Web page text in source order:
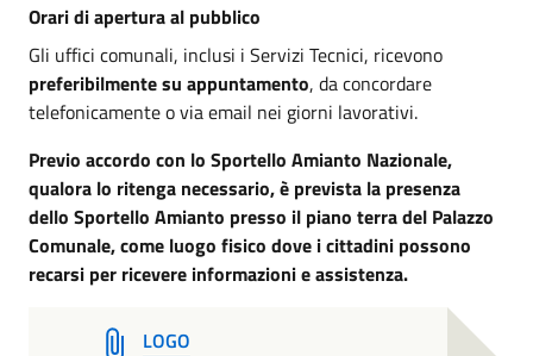
Orari di apertura al pubblico
Gli uffici comunali, inclusi i Servizi Tecnici, ricevono
preferibilmente su appuntamento, da concordare
telefonicamente o via email nei giorni lavorativi.
Previo accordo con lo Sportello Amianto Nazionale,
qualora lo ritenga necessario, è prevista la presenza
dello Sportello Amianto presso il piano terra del Palazzo
Comunale, come luogo fisico dove i cittadini possono
recarsi per ricevere informazioni e assistenza.
LOGO